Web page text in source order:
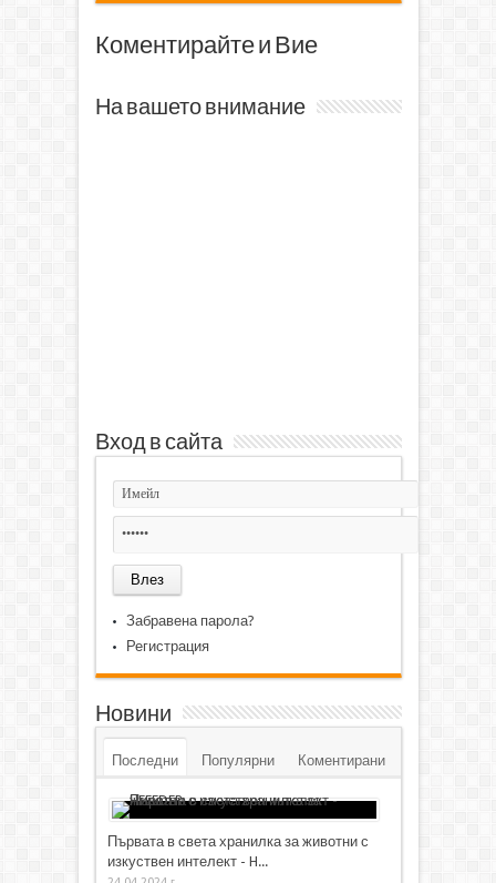
Коментирайте и Вие
На вашето внимание
Вход в сайта
Забравена парола?
Регистрация
Новини
Последни Популярни Коментирани
Първата в света хранилка за животни с
изкуствен интелект - H...